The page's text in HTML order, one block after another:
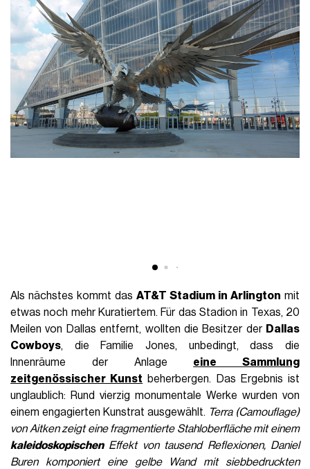
Als nächstes kommt das AT&T Stadium in Arlington mit
etwas noch mehr Kuratiertem. Für das Stadion in Texas, 20
Meilen von Dallas entfernt, wollten die Besitzer der Dallas
Cowboys, die Familie Jones, unbedingt, dass die
Innenräume der Anlage eine Sammlung
zeitgenössischer Kunst beherbergen. Das Ergebnis ist
unglaublich: Rund vierzig monumentale Werke wurden von
einem engagierten Kunstrat ausgewählt. Terra (Camouflage)
von Aitken zeigt eine fragmentierte Stahloberfläche mit einem
kaleidoskopischenEffekt von tausend Reflexionen, Daniel
Buren komponiert eine gelbe Wand mit siebbedruckten